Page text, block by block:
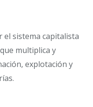
el sistema capitalista
multiplica y
explotación y